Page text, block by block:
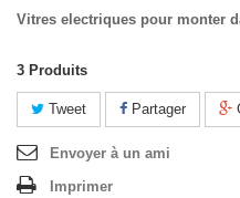
Vitres electriques pour monter
3 Produits
Tweet Partager
Envoyer à un ami
Imprimer